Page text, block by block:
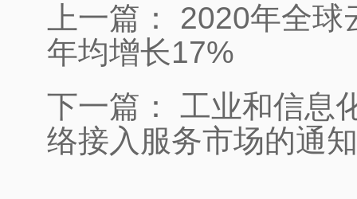
上一篇：
2020年全球
年均增长17%
下一篇：
工业和信息
络接入服务市场的通知